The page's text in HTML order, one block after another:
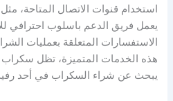
استخدام قنوات الاتصال المتاحة، مثل
يعمل فريق الدعم باسلوب احترافي
الاستفسارات المتعلقة بعمليات
هذه الخدمات المتميزة، تظل سكراب
يبحث عن شراء السكراب في أحد